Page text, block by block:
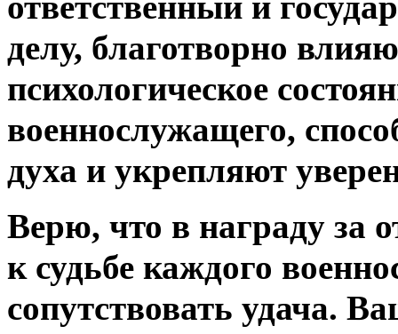
делу, благотворно
психологическое
военнослужащего,
духа и укрепляют
Верю, что в награду за
к судьбе каждого
сопутствовать удача.